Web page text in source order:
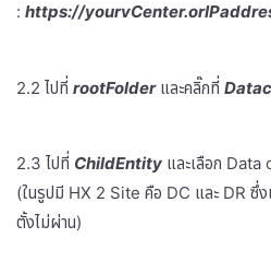
: https://
2.2 ไปที่ rootFolderและคลิ๊กที่
2.3 ไปที่ ChildEntity และเลือก Data
(ในรูปมี HX 2 Site คือ DC และ DR ซึ่ง
ตั้งไม่ผ่าน)